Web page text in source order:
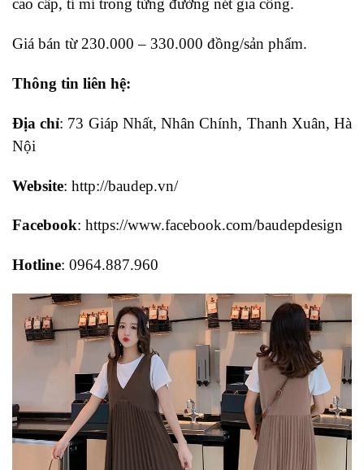
cao cấp, tỉ mỉ trong từng đường nét gia công.
Giá bán từ 230.000 – 330.000 đồng/sản phẩm.
Thông tin liên hệ:
Địa chỉ: 73 Giáp Nhất, Nhân Chính, Thanh Xuân, Hà
Nội
Website: http://baudep.vn/
Facebook: https://www.facebook.com/baudepdesign
Hotline: 0964.887.960